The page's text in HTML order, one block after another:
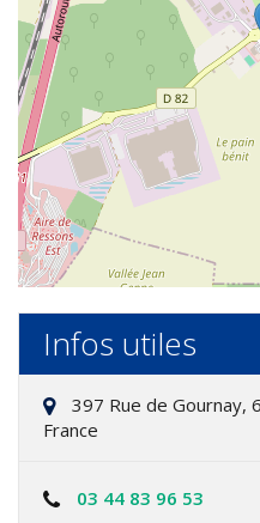
Infos utiles
397 Rue de Gournay,
France
03 44 83 96 53